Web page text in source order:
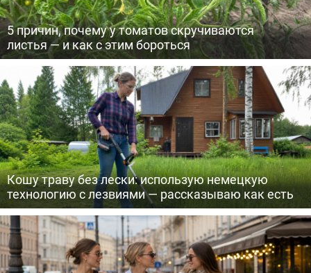
5 причин, почему у томатов скручиваются
листья — и как с этим бороться
Кошу траву без лески: использую немецкую
технологию с лезвиями — рассказываю как есть